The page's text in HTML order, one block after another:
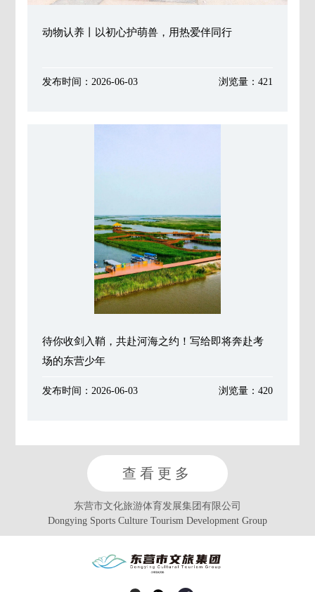
动物认养丨以初心护萌兽，用热爱伴同行
发布时间：2026-06-03 浏览量：421
待你收剑入鞘，共赴河海之约！写给即将奔赴考
场的东营少年
发布时间：2026-06-03 浏览量：420
查看更多
东营市文化旅游体育发展集团有限公司
Dongying Sports Culture Tourism Development Group
-分享至此页面-